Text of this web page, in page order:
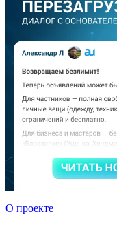
О проекте